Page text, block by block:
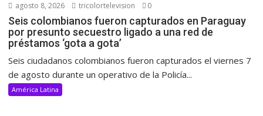
agosto 8, 2026 tricolortelevision 0
Seis colombianos fueron capturados en Paraguay
por presunto secuestro ligado a una red de
préstamos ‘gota a gota’
Seis ciudadanos colombianos fueron capturados el viernes 7
de agosto durante un operativo de la Policía...
América Latina